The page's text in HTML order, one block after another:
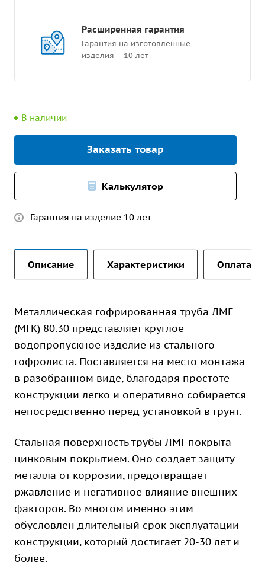
Расширенная гарантия
Гарантия на изготовленные
изделия – 10 лет
В наличии
Заказать товар
Калькулятор
Гарантия на изделие 10 лет
Описание Характеристики Оплата и
Металлическая гофрированная труба ЛМГ
(МГК) 80.30 представляет круглое
водопропускное изделие из стального
гофролиста. Поставляется на место монтажа
в разобранном виде, благодаря простоте
конструкции легко и оперативно собирается
непосредственно перед установкой в грунт.
Стальная поверхность трубы ЛМГ покрыта
цинковым покрытием. Оно создает защиту
металла от коррозии, предотвращает
ржавление и негативное влияние внешних
факторов. Во многом именно этим
обусловлен длительный срок эксплуатации
конструкции, который достигает 20-30 лет и
более.